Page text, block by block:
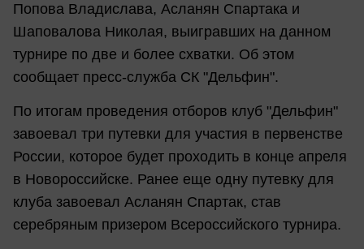
Попова Владислава, Асланян Спартака и
Шаповалова Николая, выигравших на данном
турнире по две и более схватки. Об этом
сообщает пресс-служба СК "Дельфин".
По итогам проведения отборов клуб "Дельфин"
завоевал три путевки для участия в первенстве
России, которое будет проходить в конце апреля
в Новороссийске. Ранее еще одну путевку для
клуба завоевал Асланян Спартак, став
серебряным призером Всероссийского турнира.